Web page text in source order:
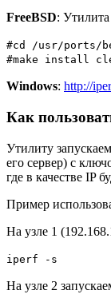
FreeBSD: Утилита
#cd /usr/ports/
#make install
Windows: http://
Как
Утилиту
его сервер) с
где в качестве IP
Пример
На узле 1
iperf -s
На узле 2